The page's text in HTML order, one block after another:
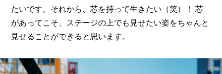
たいです。それから、芯を持って生きたい（笑）！ 芯
があってこそ、ステージの上でも見せたい姿をちゃんと
見せることができると思います。